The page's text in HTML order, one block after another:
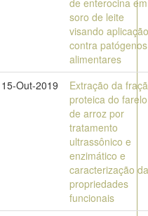
de enterocina em
soro de leite
visando aplicação
contra patógenos
alimentares
15-Out-2019
Extração da
proteica do farelo
de arroz por
tratamento
ultrassônico e
enzimático e
caracterização
propriedades
funcionais